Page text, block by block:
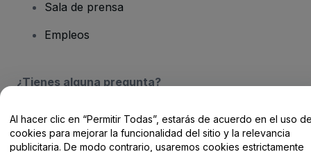
Sala de prensa
Empleos
¿Tienes alguna pregunta?
Centro de Ayuda / Contacto
Al hacer clic en “Permitir Todas”, estarás de acuerdo en el uso
cookies para mejorar la funcionalidad del sitio y la relevancia
publicitaria. De modo contrario, usaremos cookies estrictamente